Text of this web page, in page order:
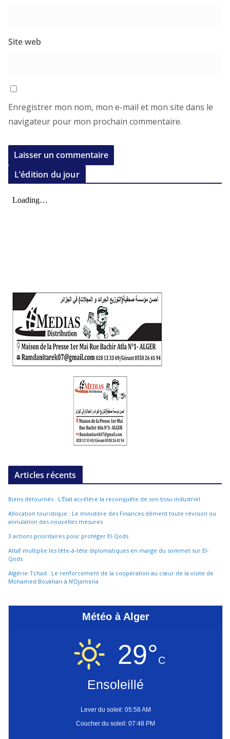
Site web
Enregistrer mon nom, mon e-mail et mon site dans le
navigateur pour mon prochain commentaire.
L’édition du jour
Articles récents
Biens détournés : L’État accélère la reconquête de son tissu industriel
Allocation touristique : Le ministère des Finances dément toute révision ou
annulation des nouvelles mesures
3 actions prioritaires pour protéger El-Qods
Attaf multiplie les tête-à-tête diplomatiques en marge du sommet sur El-
Qods
Algérie-Tchad : Le renforcement de la coopération au cœur de la visite de
Mohamed Boukhari à N’Djamena
Météo à Alger
29°C
Ensoleillé
Lever du soleil: 05:58 AM
Coucher du soleil: 07:48 PM